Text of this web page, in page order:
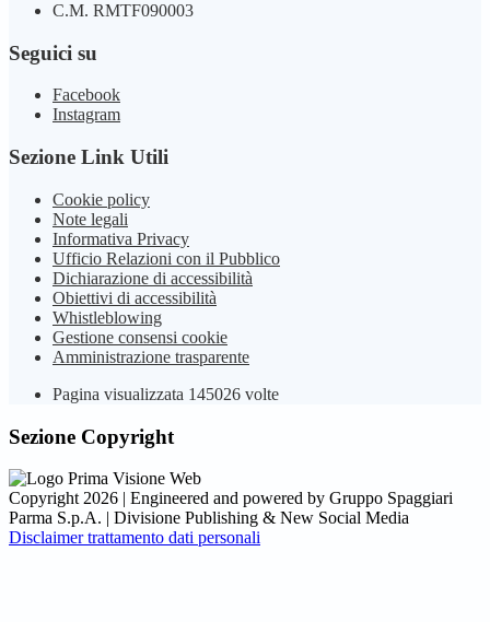
C.M. RMTF090003
Seguici su
Facebook
Instagram
Sezione Link Utili
Cookie policy
Note legali
Informativa Privacy
Ufficio Relazioni con il Pubblico
Dichiarazione di accessibilità
Obiettivi di accessibilità
Whistleblowing
Gestione consensi cookie
Amministrazione trasparente
Pagina visualizzata 145026 volte
Sezione Copyright
Copyright 2026 | Engineered and powered by Gruppo Spaggiari
Parma S.p.A. | Divisione Publishing & New Social Media
Disclaimer trattamento dati personali